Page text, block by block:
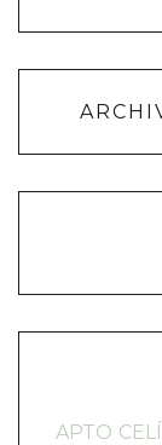
APTO